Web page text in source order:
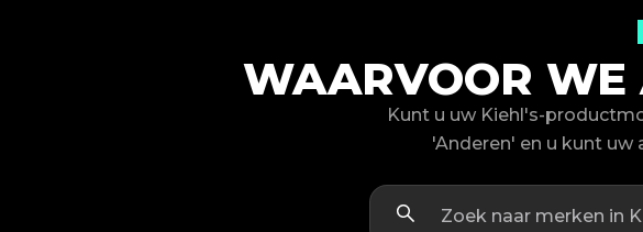
WAARVOOR WE
Kunt u uw Kiehl's-
'Anderen' en u kunt uw